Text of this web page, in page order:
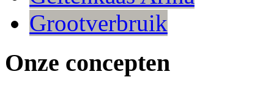
Grootverbruik
Onze concepten